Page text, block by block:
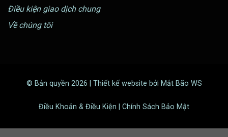
Điều kiện giao dịch chung
Về chúng tôi
© Bản quyền 2026 | Thiết kế website bởi Mắt Bão WS
Điều Khoản & Điều Kiện | Chính Sách Bảo Mật